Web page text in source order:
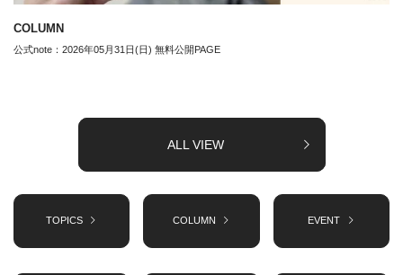
COLUMN
公式note：2026年05月31日(日) 無料公開PAGE
ALL VIEW
TOPICS COLUMN EVENT